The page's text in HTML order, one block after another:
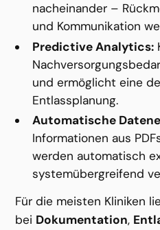
nacheinander –
und Kommunikation
Predictive Analytics:
und ermöglicht eine
Entlassplanung.
Automatische
Informationen aus
werden automatisch
systemübergreifend
Für die meisten Kliniken
bei Dokumentation,